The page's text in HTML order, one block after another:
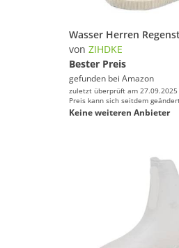
von ZIHDKE
Bester Preis
gefunden bei Amazon
zuletzt überprüft am
Preis kann sich seitdem
Keine weiteren Anbieter